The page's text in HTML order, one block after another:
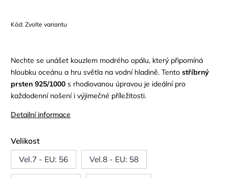
Kód: Zvolte variantu
Nechte se unášet kouzlem modrého opálu, který připomíná
hloubku oceánu a hru světla na vodní hladině. Tento stříbrný
prsten 925/1000 s rhodiovanou úpravou je ideální pro
každodenní nošení i výjimečné příležitosti.
Detailní informace
Velikost
Vel.7 - EU: 56
Vel.8 - EU: 58